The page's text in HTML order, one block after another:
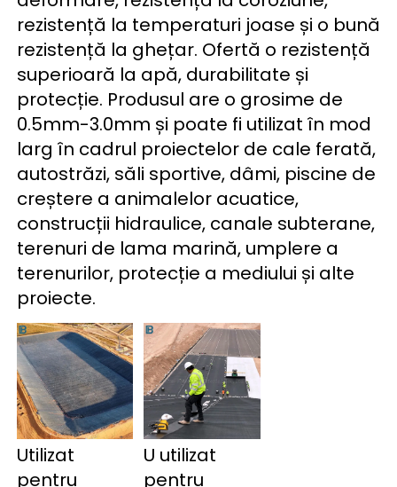
rezistență la temperaturi joase și o bună
rezistență la ghețar. Ofertă o rezistență
superioară la apă, durabilitate și
protecție. Produsul are o grosime de
0.5mm-3.0mm și poate fi utilizat în mod
larg în cadrul proiectelor de cale ferată,
autostrăzi, săli sportive, dâmi, piscine de
creștere a animalelor acuatice,
construcții hidraulice, canale subterane,
terenuri de lama marină, umplere a
terenurilor, protecție a mediului și alte
proiecte.
Utilizat
pentru
U utilizat
pentru